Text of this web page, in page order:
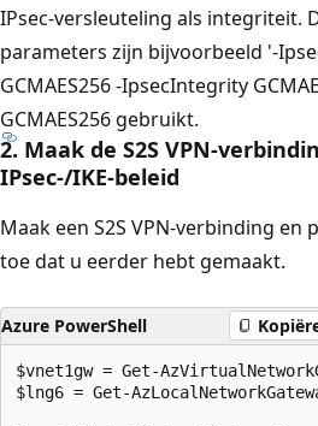
IPsec-versleuteling als integriteit.
parameters zijn bijvoorbeeld '-
GCMAES256 -IpsecIntegrity
GCMAES256 gebruikt.
2. Maak de S2S VPN-
IPsec-/IKE-beleid
Maak een S2S VPN-verbinding en
toe dat u eerder hebt gemaakt.
Azure PowerShell
$vnet1gw = Get-
$lng6 = Get-